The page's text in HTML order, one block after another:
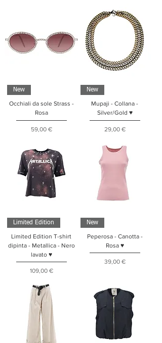
New
Occhiali da sole Strass -
Rosa
Prezzo
59,00 €
New
Mupaji - Collana -
Silver/Gold ♥
Prezzo
29,00 €
Limited Edition
Limited Edition T-shirt
dipinta - Metallica - Nero
lavato ♥
Prezzo
109,00 €
New
Peperosa - Canotta -
Rosa ♥
Prezzo
39,00 €